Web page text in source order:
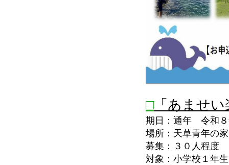
□「あませい
期日：通年 令和８
場所：天草青年
募集：３０人程度
対象：小学校１年